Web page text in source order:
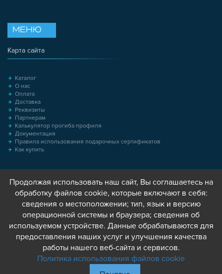
МЕНЮ
Карта сайта
Каталог
О нас
Оплата
Доставка
Реквизиты
Партнерам
Калькулятор прогиба профиля
Документация
Правила использования подарочных сертификатов
Как купить
Продолжая использовать наш сайт, Вы соглашаетесь на
обработку файлов cookie, которые включают в себя:
сведения о местоположении; тип, язык и версию
операционной системы и браузера; сведения об
используемом устройстве. Данные обрабатываются для
предоставления наших услуг и улучшения качества
работы нашего веб-сайта и сервисов.
Политика использования файлов cookie